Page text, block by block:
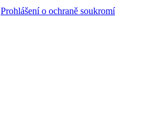
Prohlášení o ochraně soukromí